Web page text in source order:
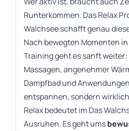
Runterkommen. Das Relax
Walchsee schafft genau
Nach bewegten Momenten
Training geht es sanft
Massagen, angenehmer
Dampfbad und
entspannen, sondern
Relax bedeutet im Das
Ausruhen. Es geht ums